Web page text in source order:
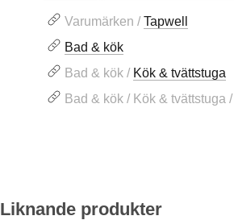
Varumärken /Tapwell
Bad & kök
Bad & kök / Kök & tvättstuga
Bad & kök / Kök & tvättstuga /
Liknande produkter